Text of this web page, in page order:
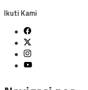
Ikuti Kami